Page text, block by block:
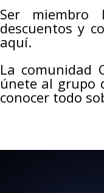
Ser miembro
descuentos y
aquí.
La comunidad
únete al grupo
conocer todo